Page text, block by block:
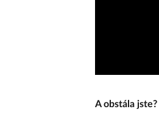
A obstála jste?